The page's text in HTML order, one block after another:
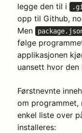
legge den til i
opp til Github,
Men
følge
applikasjonen
uansett hvor den
Førstnevnte
om programmet,
enkel liste over
installeres: